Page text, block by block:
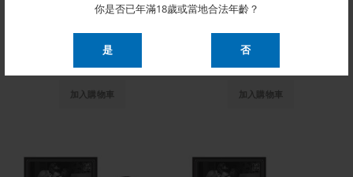
你是否已年滿18歲或當地合法年齡？
加入購物車 加入購物車